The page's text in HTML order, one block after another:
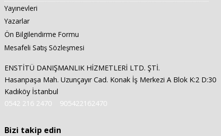
Yayınevleri
Yazarlar
Ön Bilgilendirme Formu
Mesafeli Satış Sözleşmesi
ENSTİTÜ DANIŞMANLIK HİZMETLERİ LTD. ŞTİ.
Hasanpaşa Mah. Uzunçayır Cad. Konak İş Merkezi A Blok K:2 D:30
Kadıköy İstanbul
0542 216 2470
905422162470
Bizi takip edin